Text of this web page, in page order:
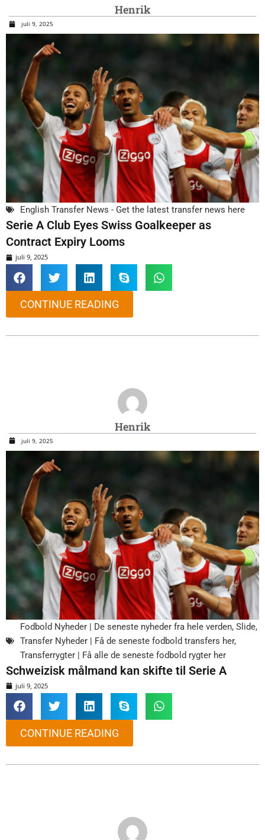
Henrik
juli 9, 2025
English Transfer News - Get the latest transfer news here
Serie A Club Eyes Swiss Goalkeeper as
Contract Expiry Looms
juli 9, 2025
CONTINUE READING
Henrik
juli 9, 2025
Fodbold Nyheder | De seneste nyheder fra hele verden, Slide,
Transfer Nyheder | Få de seneste fodbold transfers her,
Transferrygter | Få alle de seneste fodbold rygter her
Schweizisk målmand kan skifte til Serie A
juli 9, 2025
CONTINUE READING